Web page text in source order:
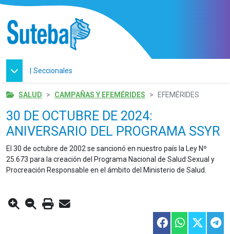
| Seccionales
SALUD CAMPAÑAS Y EFEMÉRIDES EFEMÉRIDES
30 DE OCTUBRE DE 2024:
ANIVERSARIO DEL PROGRAMA SSYR
El 30 de octubre de 2002 se sancionó en nuestro país la Ley Nº
25.673 para la creación del Programa Nacional de Salud Sexual y
Procreación Responsable en el ámbito del Ministerio de Salud.